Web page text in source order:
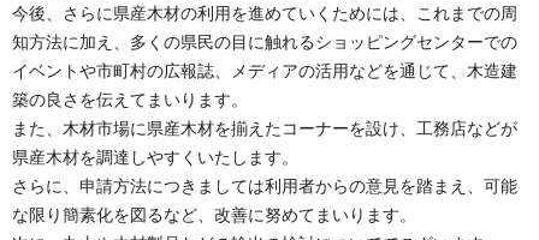
今後、さらに県産木材の利用を進めていくためには、これまでの周
知方法に加え、多くの県民の目に触れるショッピングセンターでの
イベントや市町村の広報誌、メディアの活用などを通じて、木造建
築の良さを伝えてまいります。
また、木材市場に県産木材を揃えたコーナーを設け、工務店などが
県産木材を調達しやすくいたします。
さらに、申請方法につきましては利用者からの意見を踏まえ、可能
な限り簡素化を図るなど、改善に努めてまいります。